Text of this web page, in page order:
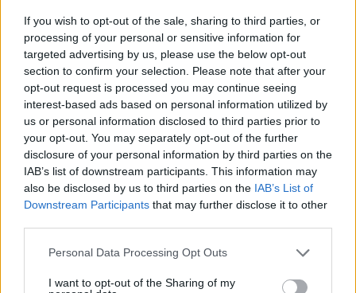
If you wish to opt-out of the sale, sharing to third parties, or
processing of your personal or sensitive information for
targeted advertising by us, please use the below opt-out
section to confirm your selection. Please note that after your
opt-out request is processed you may continue seeing
interest-based ads based on personal information utilized by
us or personal information disclosed to third parties prior to
your opt-out. You may separately opt-out of the further
disclosure of your personal information by third parties on the
IAB’s list of downstream participants. This information may
also be disclosed by us to third parties on the IAB’s List of
Downstream Participants that may further disclose it to other
Please note that this website/app uses one or more Google
not limited to your visit or usage behaviour. You may click to
Personal Data Processing Opt Outs
I want to opt-out of the Sharing of my
minimalis anu bersih.
Klik atanapi ketok gambar kanggo inpormasi lengkep
sareng résolusi anu langkung luhur.
Mangpaat Kaséhatan
Réproduktif Poténsial
Asparagus téh saé pisan pikeun kaséhatan
réproduktif, jantenkeun éta bagian konci tina diet
kakandungan sabab folat ngabantosan kamekaran